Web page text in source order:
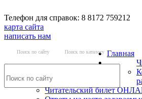
Телефон для справок: 8 8172 759212
карта сайта
написать нам
Поиск по сайту Поиск по каталогу Главная
Читательский билет